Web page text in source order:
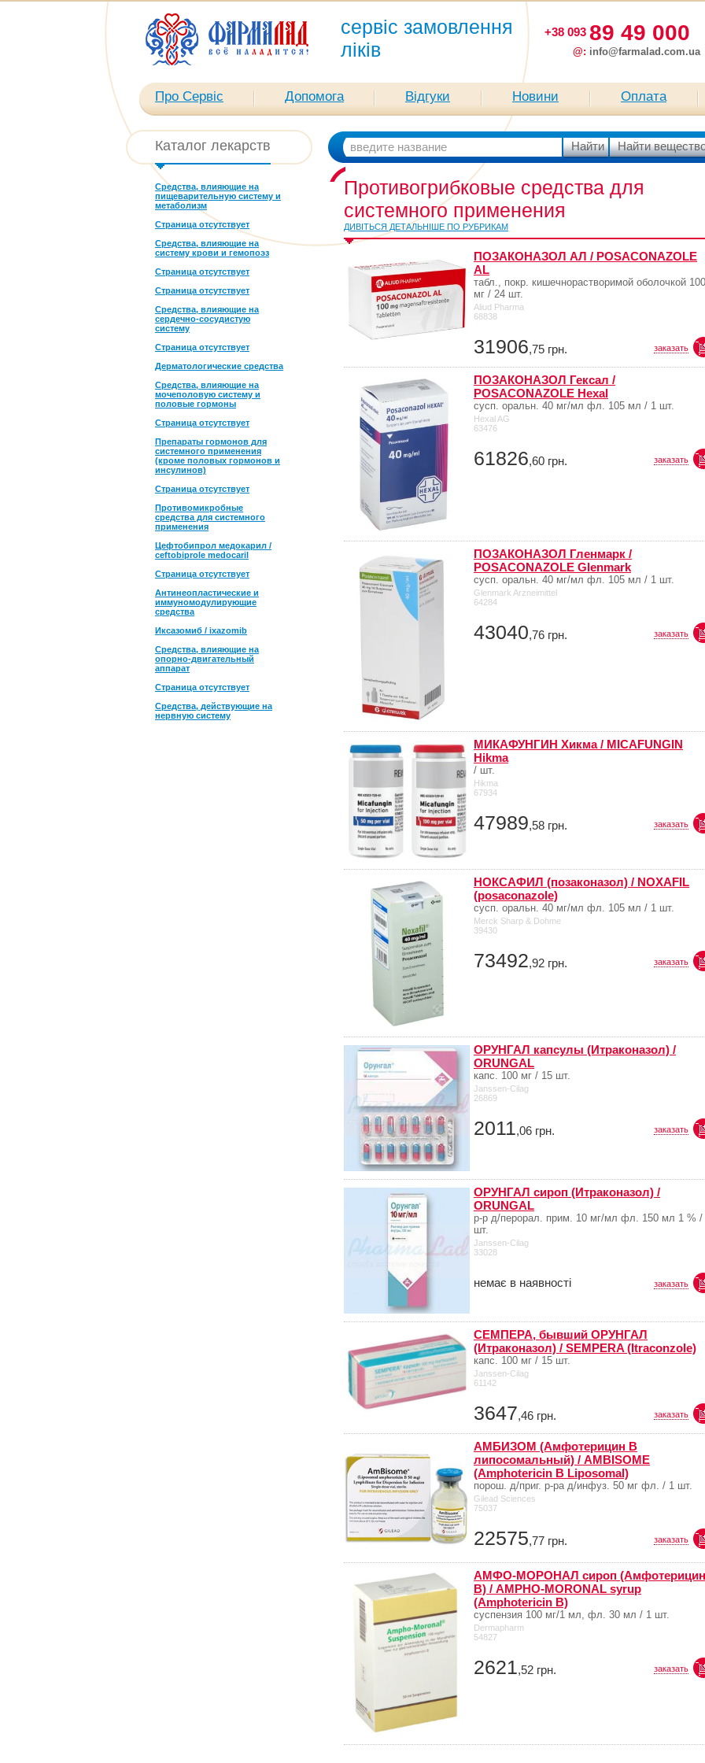
сервіс замовлення
ліків
+38 093 89 49 000
@: info@farmalad.com.ua
Про Сервіс Допомога Відгуки Новини Оплата
Каталог лекарств
Средства, влияющие на
пищеварительную систему и
метаболизм
Страница отсутствует
Средства, влияющие на
систему крови и гемопоэз
Страница отсутствует
Страница отсутствует
Средства, влияющие на
сердечно-сосудистую
систему
Страница отсутствует
Дерматологические средства
Средства, влияющие на
мочеполовую систему и
половые гормоны
Страница отсутствует
Препараты гормонов для
системного применения
(кроме половых гормонов и
инсулинов)
Страница отсутствует
Противомикробные
средства для системного
применения
Цефтобипрол медокарил /
ceftobiprole medocaril
Страница отсутствует
Антинеопластические и
иммуномодулирующие
средства
Иксазомиб / ixazomib
Средства, влияющие на
опорно-двигательный
аппарат
Страница отсутствует
Средства, действующие на
нервную систему
Противогрибковые средства для
системного применения
ДИВІТЬСЯ ДЕТАЛЬНІШЕ ПО РУБРИКАМ
ПОЗАКОНАЗОЛ АЛ / POSACONAZOLE
AL
табл., покр. кишечнорастворимой оболочкой 100
мг / 24 шт.
Aliud Pharma
68838
31906,75 грн. заказать
ПОЗАКОНАЗОЛ Гексал /
POSACONAZOLE Hexal
сусп. оральн. 40 мг/мл фл. 105 мл / 1 шт.
Hexal AG
63476
61826,60 грн. заказать
ПОЗАКОНАЗОЛ Гленмарк /
POSACONAZOLE Glenmark
сусп. оральн. 40 мг/мл фл. 105 мл / 1 шт.
Glenmark Arzneimittel
64284
43040,76 грн. заказать
МИКАФУНГИН Хикма / MICAFUNGIN
Hikma
/ шт.
Hikma
67934
47989,58 грн. заказать
НОКСАФИЛ (позаконазол) / NOXAFIL
(posaconazole)
сусп. оральн. 40 мг/мл фл. 105 мл / 1 шт.
Merck Sharp & Dohme
39430
73492,92 грн. заказать
ОРУНГАЛ капсулы (Итраконазол) /
ORUNGAL
капс. 100 мг / 15 шт.
Janssen-Cilag
26869
2011,06 грн. заказать
ОРУНГАЛ сироп (Итраконазол) /
ORUNGAL
р-р д/перорал. прим. 10 мг/мл фл. 150 мл 1 % /
шт.
Janssen-Cilag
33028
немає в наявності заказать
СЕМПЕРА, бывший ОРУНГАЛ
(Итраконазол) / SEMPERA (Itraconzole)
капс. 100 мг / 15 шт.
Janssen-Cilag
61142
3647,46 грн. заказать
АМБИЗОМ (Амфотерицин B
липосомальный) / AMBISOME
(Amphotericin B Liposomal)
порош. д/приг. р-ра д/инфуз. 50 мг фл. / 1 шт.
Gilead Sciences
75037
22575,77 грн. заказать
АМФО-МОРОНАЛ сироп (Амфотерицин
В) / AMPHO-MORONAL syrup
(Amphotericin B)
суспензия 100 мг/1 мл, фл. 30 мл / 1 шт.
Dermapharm
54827
2621,52 грн. заказать